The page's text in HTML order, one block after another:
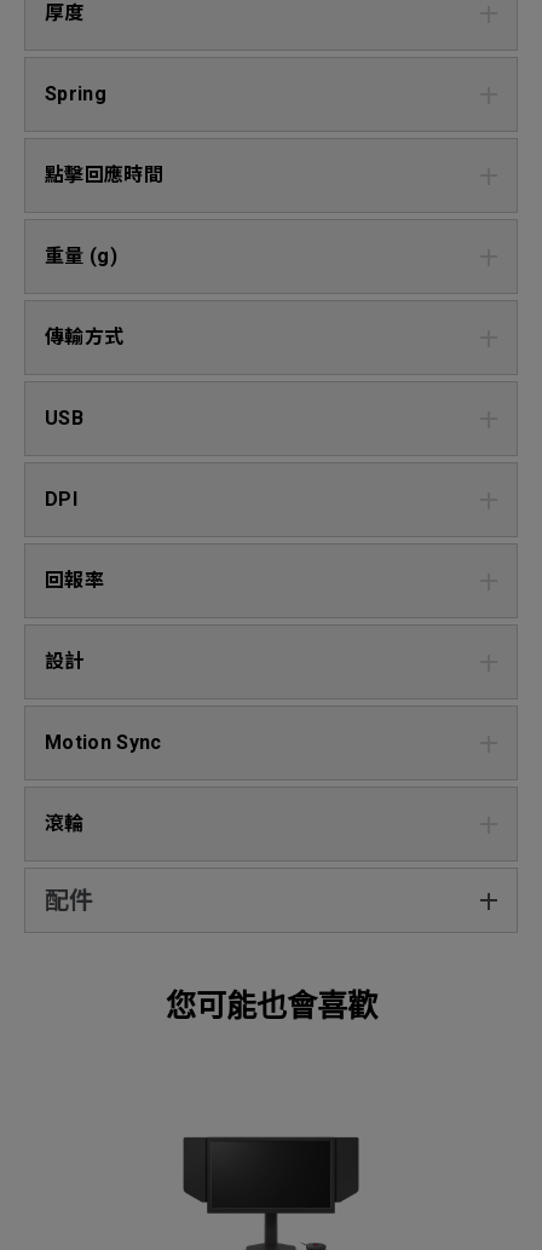
厚度
Spring
點擊回應時間
重量 (g)
傳輸方式
USB
DPI
回報率
設計
Motion Sync
滾輪
配件
您可能也會喜歡